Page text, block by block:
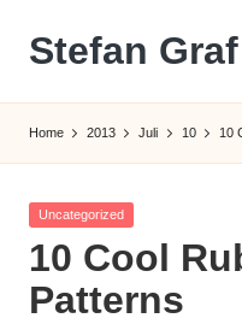
Skip
content
Stefan Graf
Home 2013 Juli 10 10
Posted
Uncategorized
10 Cool
Patterns